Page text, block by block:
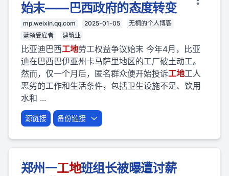
始末——巴西政府的态度转变
mp.weixin.qq.com 2025-01-05
无桐的个人博客
蓝领受雇者
建筑业
比亚迪巴西工地劳工权益争议始末 今年4月，比亚
迪在巴西巴伊亚州卡马萨里地区的工厂破土动工。
然而，仅一个月后，匿名群众便开始投诉工地工人
恶劣的工作和生活条件，包括卫生设施不足、饮用
水和 ...
源链接 备份链接
郑州一工地班组长被曝遭讨薪